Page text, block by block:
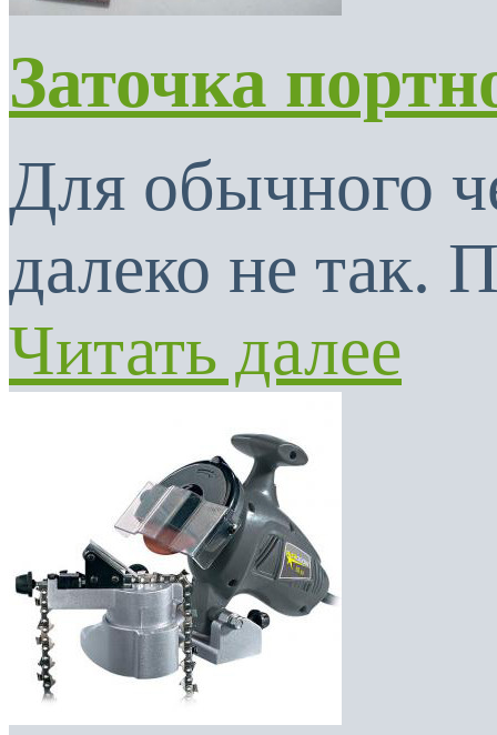
Заточка
Для обычного
далеко не так.
Читать далее